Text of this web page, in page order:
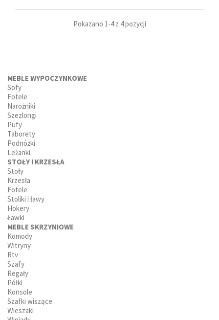
Pokazano 1-4 z 4 pozycji
MEBLE WYPOCZYNKOWE
Sofy
Fotele
Narożniki
Szezlongi
Pufy
Taborety
Podnóżki
Leżanki
STOŁY I KRZESŁA
Stoły
Krzesła
Fotele
Stoliki i ławy
Hokery
Ławki
MEBLE SKRZYNIOWE
Komody
Witryny
Rtv
Szafy
Regały
Półki
Konsole
Szafki wiszące
Wieszaki